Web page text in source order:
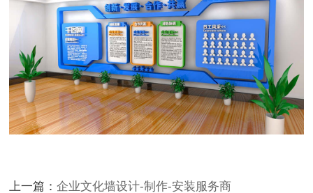
上一篇：企业文化墙设计-制作-安装服务商